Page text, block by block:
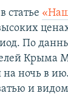
в статье
По
Крыма
ночь в
и видом